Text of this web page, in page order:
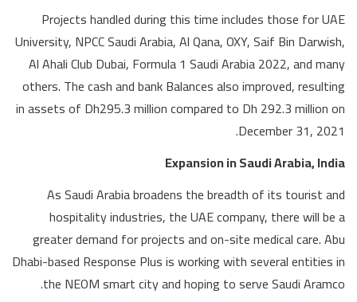
Projects handled during this time includes those for UAE
University, NPCC Saudi Arabia, Al Qana, OXY, Saif Bin Darwish,
Al Ahali Club Dubai, Formula 1 Saudi Arabia 2022, and many
others. The cash and bank Balances also improved, resulting
in assets of Dh295.3 million compared to Dh 292.3 million on
December 31, 2021.
Expansion in Saudi Arabia, India
As Saudi Arabia broadens the breadth of its tourist and
hospitality industries, the UAE company, there will be a
greater demand for projects and on-site medical care. Abu
Dhabi-based Response Plus is working with several entities in
the NEOM smart city and hoping to serve Saudi Aramco.